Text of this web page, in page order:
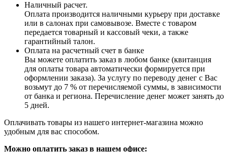
Наличный расчет.
Оплата производится наличными курьеру при доставке
или в салонах при самовывозе. Вместе с товаром
передается товарный и кассовый чеки, а также
гарантийный талон.
Оплата на расчетный счет в банке
Вы можете оплатить заказ в любом банке (квитанция
для оплаты товара автоматически формируется при
оформлении заказа). За услугу по переводу денег с Вас
возьмут до 7 % от перечисляемой суммы, в зависимости
от банка и региона. Перечисление денег может занять до
5 дней.
Оплачивать товары из нашего интернет-магазина можно
удобным для вас способом.
Можно оплатить заказ в нашем офисе: